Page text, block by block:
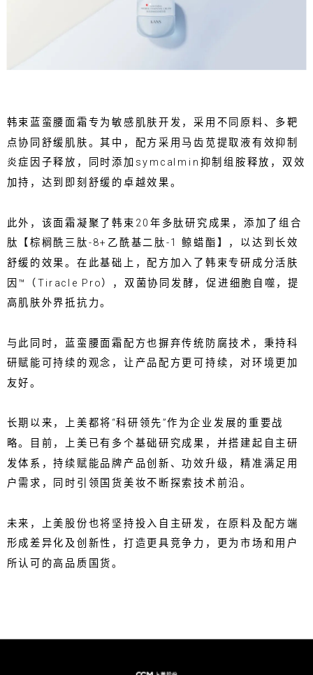
韩束蓝蛮腰面霜专为敏感肌肤开发，采用不同原料、多靶
点协同舒缓肌肤。其中，配方采用马齿苋提取液有效抑制
炎症因子释放，同时添加symcalmin抑制组胺释放，双效
加持，达到即刻舒缓的卓越效果。
此外，该面霜凝聚了韩束20年多肽研究成果，添加了组合
肽【棕榈酰三肽-8+乙酰基二肽-1 鲸蜡酯】，以达到长效
舒缓的效果。在此基础上，配方加入了韩束专研成分活肤
因™（Tiracle Pro），双菌协同发酵，促进细胞自噬，提
高肌肤外界抵抗力。
与此同时，蓝蛮腰面霜配方也摒弃传统防腐技术，秉持科
研赋能可持续的观念，让产品配方更可持续，对环境更加
友好。
长期以来，上美都将“科研领先”作为企业发展的重要战
略。目前，上美已有多个基础研究成果，并搭建起自主研
发体系，持续赋能品牌产品创新、功效升级，精准满足用
户需求，同时引领国货美妆不断探索技术前沿。
未来，上美股份也将坚持投入自主研发，在原料及配方端
形成差异化及创新性，打造更具竞争力，更为市场和用户
所认可的高品质国货。